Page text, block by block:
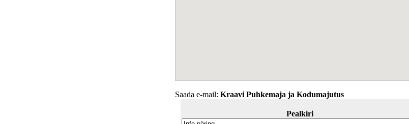
Saada e-mail: Kraavi Puhkemaja ja Kodumajutus
Pealkiri